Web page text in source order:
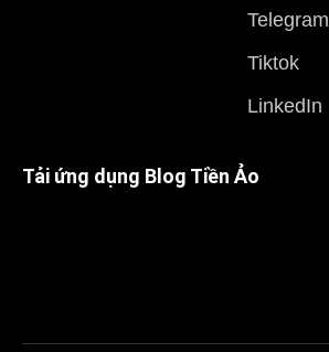
Telegram
Tiktok
LinkedIn
Tải ứng dụng Blog Tiền Ảo